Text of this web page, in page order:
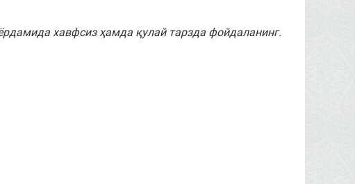
хавфсиз ҳамда қулай тарзда фойдаланинг.